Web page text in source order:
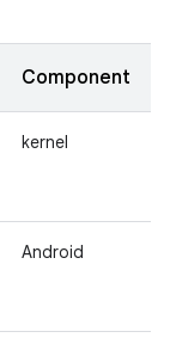
Component
kernel
Android